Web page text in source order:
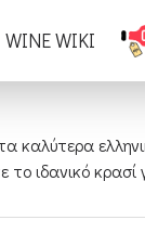
WINE WIKI
καλύτερα
το ιδανικό